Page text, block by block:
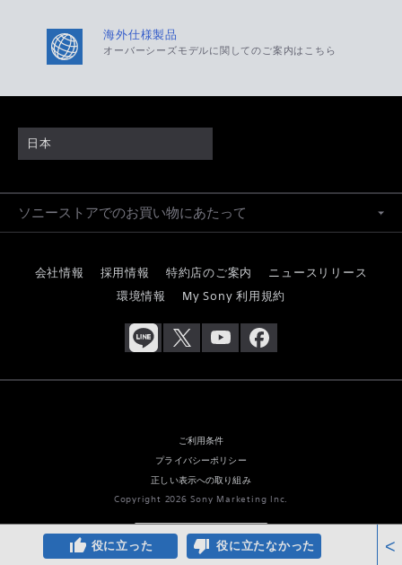
海外仕様製品
オーバーシーズモデルに関してのご案内はこちら
日本
ソニーストアでのお買い物にあたって
会社情報 採用情報 特約店のご案内
ニュースリリース
環境情報
My Sony 利用規約
ご利用条件
プライバシーポリシー
正しい表示への取り組み
Copyright 2026 Sony Marketing Inc.
thumb_up 役に立った thumb_down 役に立たなかった <